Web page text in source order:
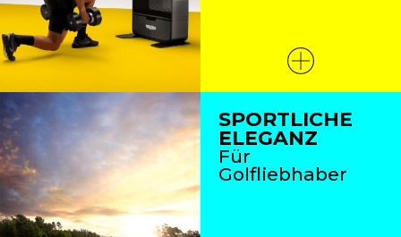
SPORTLICHE
ELEGANZ
Für
Golfliebhaber